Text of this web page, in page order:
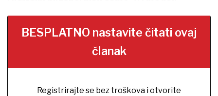
BESPLATNO nastavite čitati ovaj
članak
Registrirajte se bez troškova i otvorite